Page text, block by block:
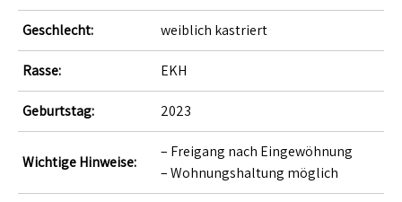
Geschlecht: weiblich kastriert
Rasse: EKH
Geburtstag: 2023
Wichtige Hinweise:
– Freigang nach Eingewöhnung
– Wohnungshaltung möglich